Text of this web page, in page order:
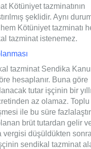
Kötüniyet tazminatının
şeklidir. Aynı
Kötüniyet tazminatı
tazminat istenemez.
tazminat Sendika
hesaplanır. Buna göre
tutar işçinin bir
az olamaz. Toplu
ile bu süre
brüt tutardan gelir
vergisi düşüldükten
sendikal tazminat